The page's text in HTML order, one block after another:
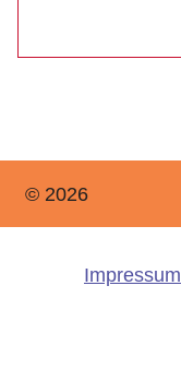
© 2026
Impressum